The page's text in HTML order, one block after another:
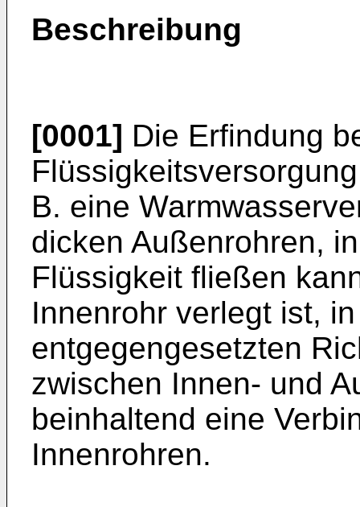
Beschreibung
[0001] Die Erfindung
B. eine
dicken Außenrohren,
Flüssigkeit fließen
Innenrohr verlegt ist,
entgegengesetzten
zwischen Innen- und
beinhaltend eine
Innenrohren.